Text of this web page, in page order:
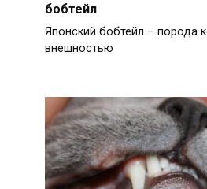
бобтейл
Японский бобтейл – порода
внешностью